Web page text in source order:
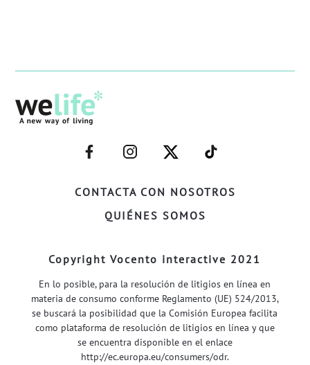
CONTACTA CON NOSOTROS
QUIÉNES SOMOS
–
FACEBOOK–
–
INSTAGRAM–
–
TWITTER–
–
WELIFE–
Copyright Vocento interactive 2021
En lo posible, para la resolución de litigios en línea en
materia de consumo conforme Reglamento (UE) 524/2013,
se buscará la posibilidad que la Comisión Europea facilita
como plataforma de resolución de litigios en línea y que
se encuentra disponible en el enlace
http://ec.europa.eu/consumers/odr.